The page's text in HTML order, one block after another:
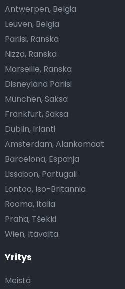
Yritys
Meistä
Antwerpen, Belgia
Leuven, Belgia
Pariisi, Ranska
Nizza, Ranska
Marseille, Ranska
Disneyland Pariisi
München, Saksa
Frankfurt, Saksa
Dublin, Irlanti
Amsterdam, Alankomaat
Barcelona, Espanja
Lissabon, Portugali
Lontoo, Iso-Britannia
Rooma, Italia
Praha, Tšekki
Wien, Itävalta